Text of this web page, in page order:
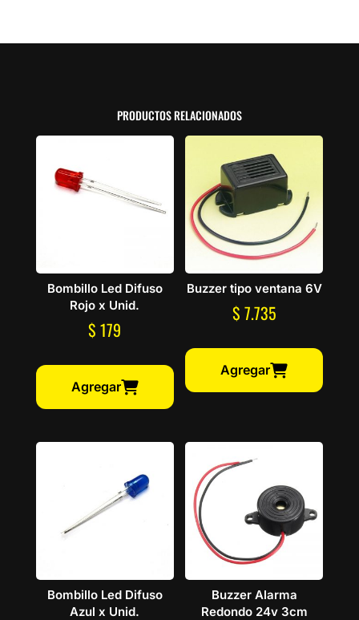
PRODUCTOS RELACIONADOS
Bombillo Led Difuso
Rojo x Unid.
$ 179
Agregar
Buzzer tipo ventana 6V
$ 7.735
Agregar
Bombillo Led Difuso
Azul x Unid.
Buzzer Alarma
Redondo 24v 3cm